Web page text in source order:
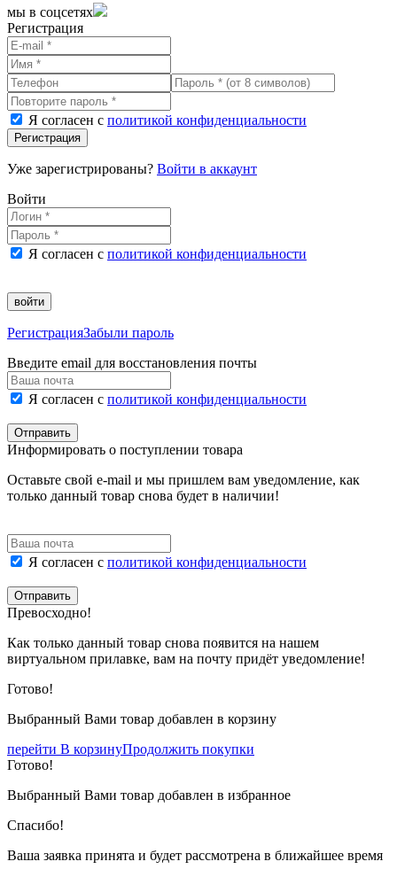
мы в соцсетях
Регистрация
Я согласен с политикой конфиденциальности
Регистрация
Уже зарегистрированы? Войти в аккаунт
Войти
Я согласен с политикой конфиденциальности
войти
РегистрацияЗабыли пароль
Введите email для восстановления почты
Я согласен с политикой конфиденциальности
Отправить
Информировать о поступлении товара
Оставьте свой e-mail и мы пришлем вам уведомление, как
только данный товар снова будет в наличии!
Я согласен с политикой конфиденциальности
Отправить
Превосходно!
Как только данный товар снова появится на нашем
виртуальном прилавке, вам на почту придёт уведомление!
Готово!
Выбранный Вами товар добавлен в корзину
перейти В корзинуПродолжить покупки
Готово!
Выбранный Вами товар добавлен в избранное
Спасибо!
Ваша заявка принята и будет рассмотрена в ближайшее время